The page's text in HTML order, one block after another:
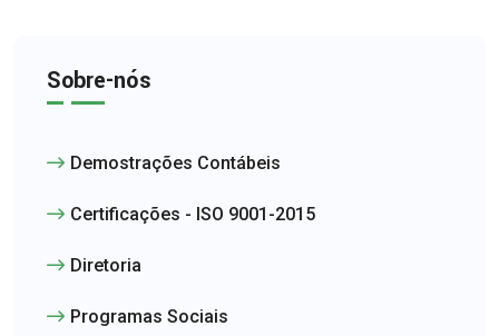
Sobre-nós
Demostrações Contábeis
Certificações - ISO 9001-2015
Diretoria
Programas Sociais